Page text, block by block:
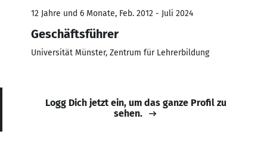
12 Jahre und 6 Monate, Feb. 2012 - Juli 2024
Geschäftsführer
Universität Münster, Zentrum für Lehrerbildung
Logg Dich jetzt ein, um das ganze Profil zu
sehen.